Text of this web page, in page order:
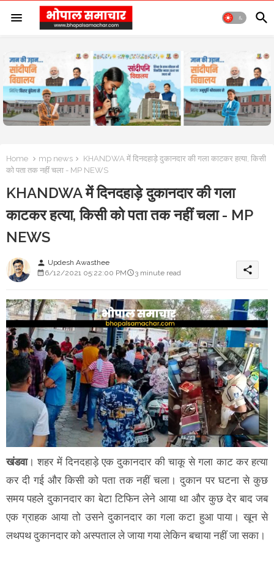
Home mp news
KHANDWA में दिनदहाड़े दुकानदार की गला काटकर हत्या, किसी
को पता तक नहीं चला - MP NEWS
KHANDWA में दिनदहाड़े दुकानदार की गला
काटकर हत्या, किसी को पता तक नहीं चला - MP
NEWS
person Updesh Awasthee
6/12/2021 05:22:00 PM
3 minute read share
खंडवा। शहर में दिनदहाड़े एक दुकानदार की चाकू से गला काट कर हत्या
कर दी गई और किसी को पता तक नहीं चला। दुकान पर घटना से कुछ
समय पहले दुकानदार का बेटा टिफिन लेने आया था और कुछ देर बाद जब
एक ग्राहक आया तो उसने दुकानदार का गला कटा हुआ पाया। खून से
लथपथ दुकानदार को अस्पताल ले जाया गया लेकिन बचाया नहीं जा सका।